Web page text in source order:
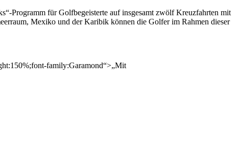
Programm für Golfbegeisterte auf insgesamt zwölf Kreuzfahrten mit
Mexiko und der Karibik können die Golfer im Rahmen dieser
family:Garamond“>„Mit